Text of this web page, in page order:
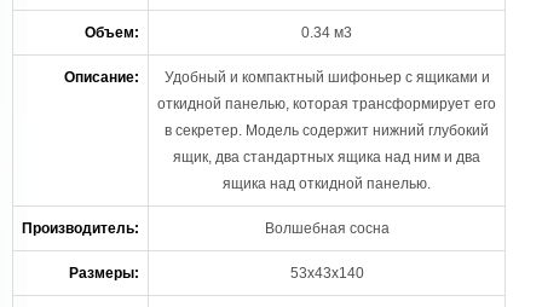
Объем: 0.34 м3
Описание:
Удобный и компактный шифоньер с ящиками и
откидной панелью, которая трансформирует его
в секретер. Модель содержит нижний глубокий
ящик, два стандартных ящика над ним и два
ящика над откидной панелью.
Производитель: Волшебная сосна
Размеры: 53х43х140